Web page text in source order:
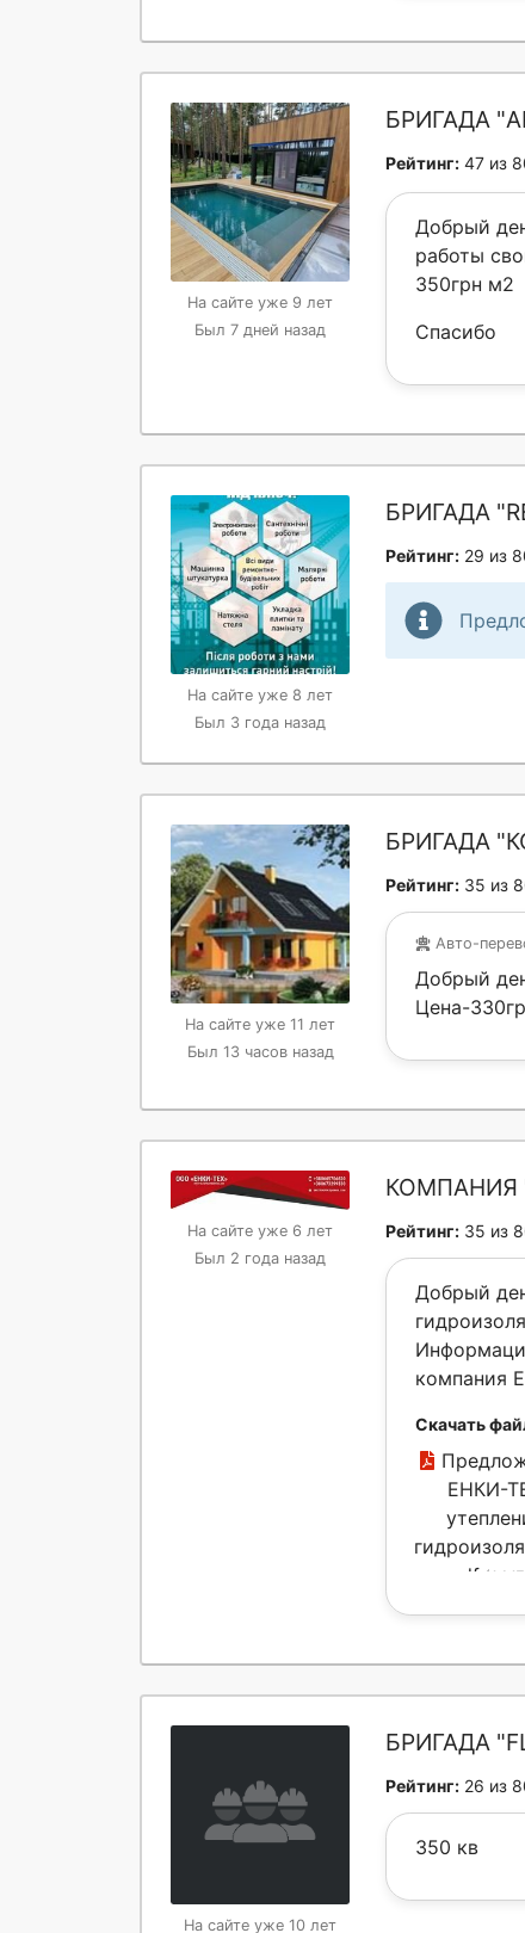
На сайте уже 9 лет
Был 7 дней назад
БРИГАДА
Рейтинг: 47 из
Добрый
работы
350грн м2
Спасибо
На сайте уже 8 лет
Был 3 года назад
БРИГАДА
Рейтинг: 29 из
На сайте уже 11 лет
Был 13 часов назад
БРИГАДА
Рейтинг: 35 из
Авто-
Добрый
Цена-
На сайте уже 6 лет
Был 2 года назад
КОМПАНИЯ
Рейтинг: 35 из
Добрый
компания
Скачать
ЕНКИ-
df (1
На сайте уже 10 лет
БРИГАДА
Рейтинг: 26 из
350 кв